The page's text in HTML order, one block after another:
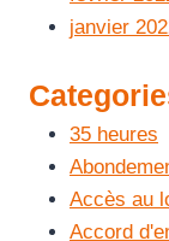
janvier
35 heures
Accès au
Accord